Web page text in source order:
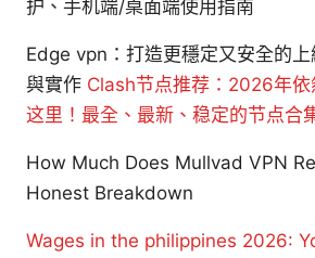
护、手机端/桌面端使用指南
Edge vpn：打造更穩定又安全的
與實作 Clash节点推荐：2026年依
这里！最全、最新、稳定的节点合
How Much Does Mullvad VPN
Honest Breakdown
Wages in the philippines 2026: